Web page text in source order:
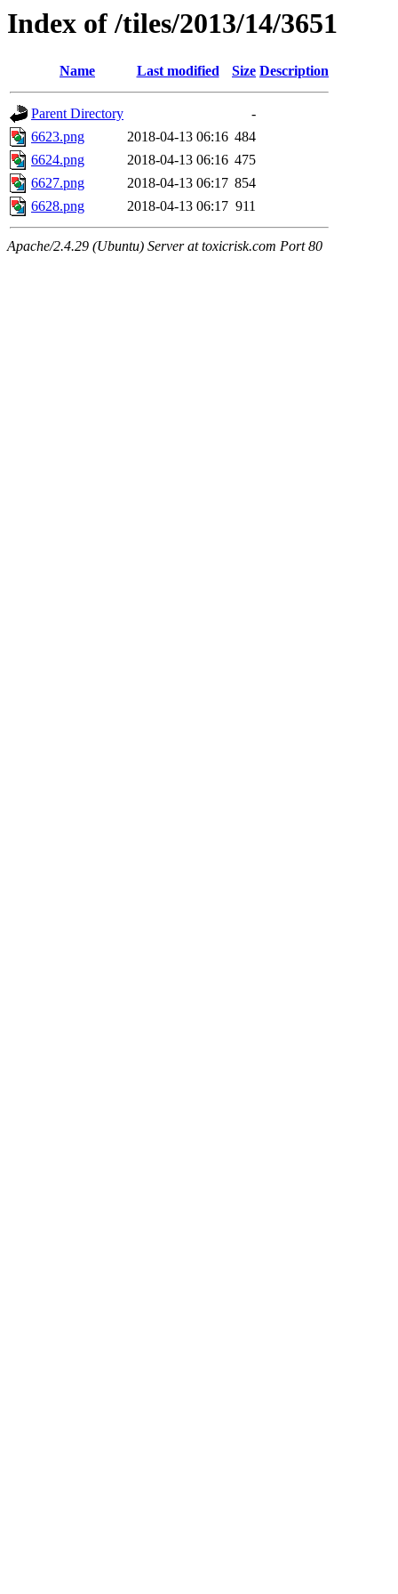
Index of /tiles/2013/14/3651
Name Last modified Size Description
Parent Directory
-
6623.png
2018-04-13 06:16 484
6624.png
2018-04-13 06:16 475
6627.png
2018-04-13 06:17 854
6628.png
2018-04-13 06:17 911
Apache/2.4.29 (Ubuntu) Server at toxicrisk.com Port 80